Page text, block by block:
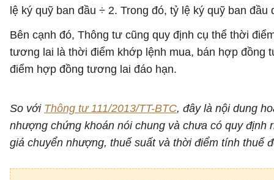
lệ ký quỹ ban đầu ÷ 2. Trong đó, tỷ lệ ký quỹ ban
Bên cạnh đó, Thông tư cũng quy định cụ thể thời
tương lai là thời điểm khớp lệnh mua, bán hợp đồng
điểm hợp đồng tương lai đáo hạn.
So với Thông tư 111/2013/TT-BTC, đây là nội dung
nhượng chứng khoán nói chung và chưa có quy
giá chuyển nhượng, thuế suất và thời điểm tính thuế